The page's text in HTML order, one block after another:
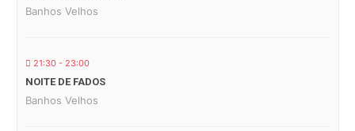
Banhos Velhos
21:30 - 23:00
NOITE DE FADOS
Banhos Velhos